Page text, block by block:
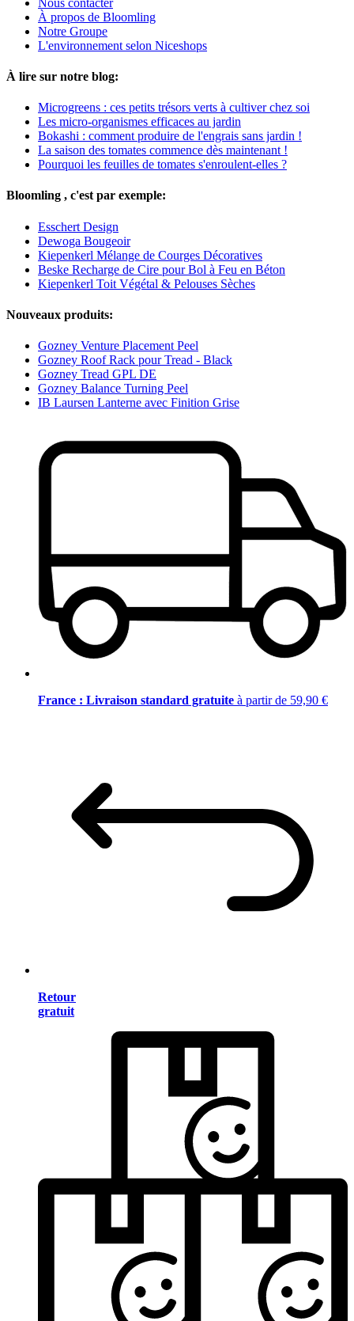
À propos de Bloomling
Notre Groupe
L'environnement selon Niceshops
À lire sur notre blog:
Microgreens : ces petits trésors verts à cultiver chez soi
Les micro-organismes efficaces au jardin
Bokashi : comment produire de l'engrais sans jardin !
La saison des tomates commence dès maintenant !
Pourquoi les feuilles de tomates s'enroulent-elles ?
Bloomling , c'est par exemple:
Esschert Design
Dewoga Bougeoir
Kiepenkerl Mélange de Courges Décoratives
Beske Recharge de Cire pour Bol à Feu en Béton
Kiepenkerl Toit Végétal & Pelouses Sèches
Nouveaux produits:
Gozney Venture Placement Peel
Gozney Roof Rack pour Tread - Black
Gozney Tread GPL DE
Gozney Balance Turning Peel
IB Laursen Lanterne avec Finition Grise
France : Livraison standard gratuite à partir de 59,90 €
Retour
gratuit